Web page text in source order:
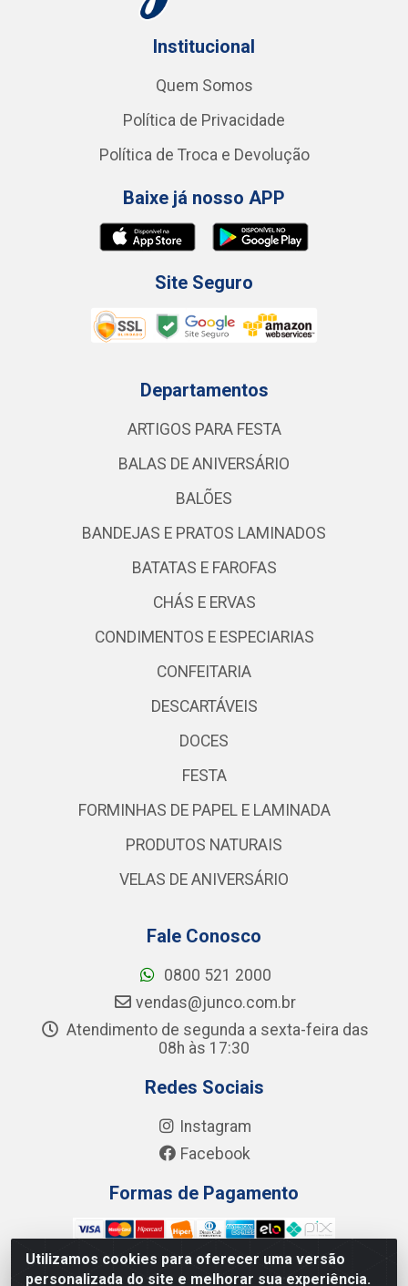
Utilizamos cookies para oferecer uma versão
personalizada do site e melhorar sua experiência.
Institucional
Quem Somos
Política de Privacidade
Política de Troca e Devolução
Baixe já nosso APP
Site Seguro
Departamentos
ARTIGOS PARA FESTA
BALAS DE ANIVERSÁRIO
BALÕES
BANDEJAS E PRATOS LAMINADOS
BATATAS E FAROFAS
CHÁS E ERVAS
CONDIMENTOS E ESPECIARIAS
CONFEITARIA
DESCARTÁVEIS
DOCES
FESTA
FORMINHAS DE PAPEL E LAMINADA
PRODUTOS NATURAIS
VELAS DE ANIVERSÁRIO
Fale Conosco
0800 521 2000
vendas@junco.com.br
Atendimento de segunda a sexta-feira das
08h às 17:30
Redes Sociais
Instagram
Facebook
Formas de Pagamento